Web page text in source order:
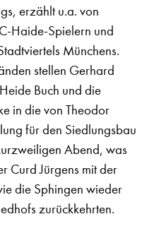
erzählt u.a. von
Haide-Spielern und
Münchens.
stellen Gerhard
Buch und die
in die von Theodor
für den Siedlungsbau
Abend, was
Curd Jürgens mit der
die Sphingen wieder
zurückkehrten.